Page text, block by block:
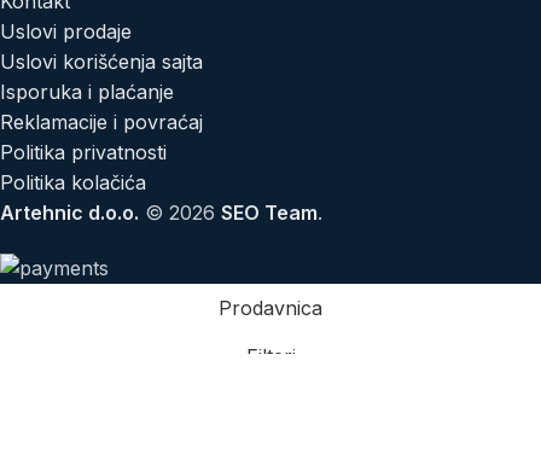
Uslovi prodaje
Uslovi korišćenja sajta
Isporuka i plaćanje
Reklamacije i povraćaj
Politika privatnosti
Politika kolačića
Artehnic d.o.o. © 2026 SEO Team.
Prodavnica
Filteri